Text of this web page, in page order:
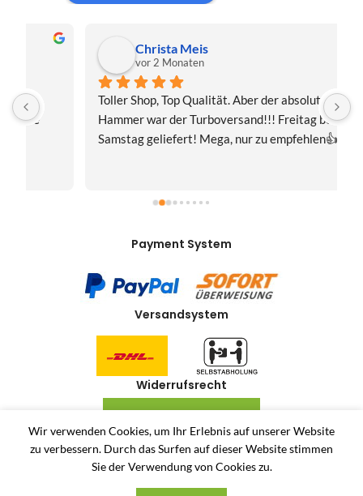
Christa Meis
vor 2 Monaten
Toller Shop, Top Qualität. Aber der absolute
Hammer war der Turboversand!!! Freitag bestellt,
Samstag geliefert! Mega, nur zu empfehlen👍
Payment System
Versandsystem
Widerrufsrecht
Allerlei-Online 2024Dienstleistungen Häuser. Antiquitäten und Second Hand
Produkte Online Shop.
Wir verwenden Cookies, um Ihr Erlebnis auf unserer Website
zu verbessern. Durch das Surfen auf dieser Website stimmen
Sie der Verwendung von Cookies zu.